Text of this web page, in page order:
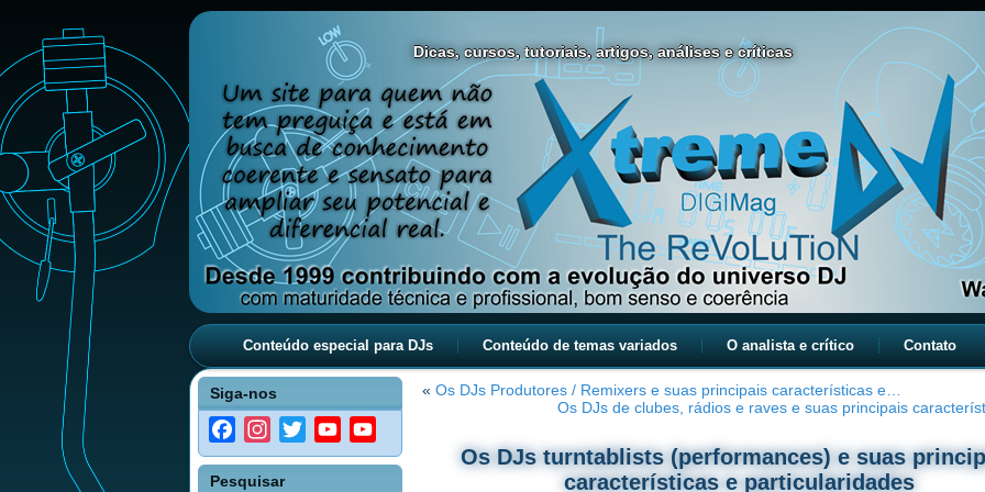
Dicas, cursos, tutoriais, artigos, análises e críticas
Conteúdo especial para DJs Conteúdo de temas variados O analista e crítico Contato
Siga-nos
FacebookInstagramTwitterYouTube
Channel
Pesquisar
« Os DJs Produtores / Remixers e suas principais características e…
Os DJs de clubes, rádios e raves e suas principais
Os DJs turntablists (performances) e suas
características e particularidades